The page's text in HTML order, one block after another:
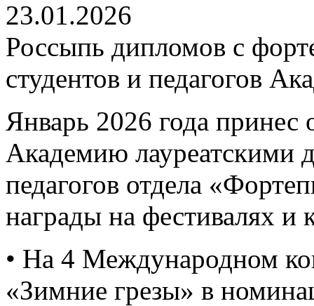
23.01.2026
Россыпь дипломов с
студентов и педагогов
Январь 2026 года принес
Академию лауреатскими
педагогов отдела
награды на фестивалях и
• На 4 Международном
«Зимние грезы» в